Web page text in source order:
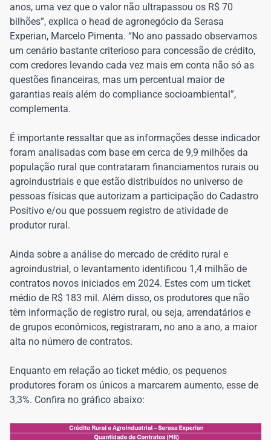
anos, uma vez que o valor não ultrapassou os R$ 70
bilhões”, explica o head de agronegócio da Serasa
Experian, Marcelo Pimenta. “No ano passado observamos
um cenário bastante criterioso para concessão de crédito,
com credores levando cada vez mais em conta não só as
questões financeiras, mas um percentual maior de
garantias reais além do compliance socioambiental”,
complementa.
É importante ressaltar que as informações desse indicador
foram analisadas com base em cerca de 9,9 milhões da
população rural que contrataram financiamentos rurais ou
agroindustriais e que estão distribuídos no universo de
pessoas físicas que autorizam a participação do Cadastro
Positivo e/ou que possuem registro de atividade de
produtor rural.
Ainda sobre a análise do mercado de crédito rural e
agroindustrial, o levantamento identificou 1,4 milhão de
contratos novos iniciados em 2024. Estes com um ticket
médio de R$ 183 mil. Além disso, os produtores que não
têm informação de registro rural, ou seja, arrendatários e
de grupos econômicos, registraram, no ano a ano, a maior
alta no número de contratos.
Enquanto em relação ao ticket médio, os pequenos
produtores foram os únicos a marcarem aumento, esse de
3,3%. Confira no gráfico abaixo: